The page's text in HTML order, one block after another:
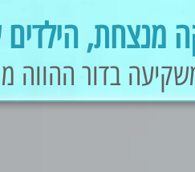
מנצחת, הילדים
בדור ההווה